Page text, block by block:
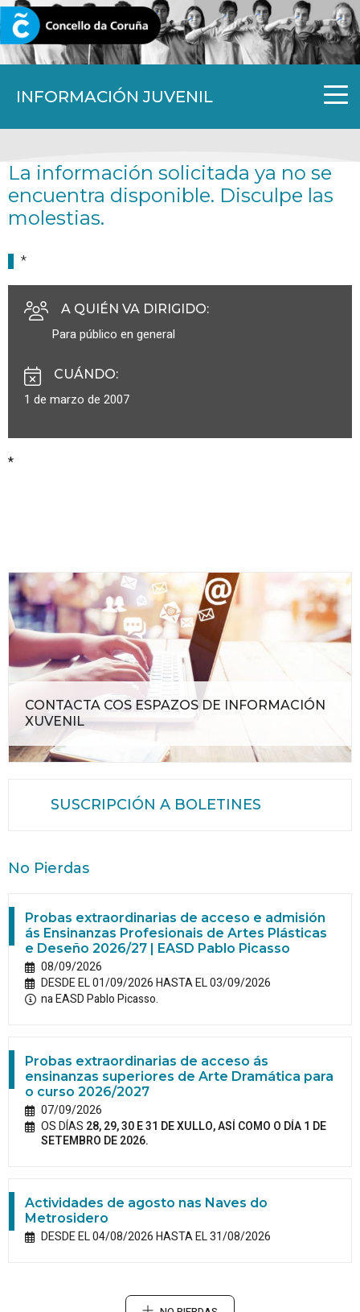
INFORMACIÓN JUVENIL
CORUNA.GAL
La información solicitada ya no se
encuentra disponible. Disculpe las
molestias.
*
A QUIÉN VA DIRIGIDO:
Para público en general
CUÁNDO:
1 de marzo de 2007
*
CONTACTA COS ESPAZOS DE INFORMACIÓN
XUVENIL
SUSCRIPCIÓN A BOLETINES
No Pierdas
Probas extraordinarias de acceso e admisión
ás Ensinanzas Profesionais de Artes Plásticas
e Deseño 2026/27 | EASD Pablo Picasso
08/09/2026
DESDE EL 01/09/2026 HASTA EL 03/09/2026
na EASD Pablo Picasso.
Probas extraordinarias de acceso ás
ensinanzas superiores de Arte Dramática para
o curso 2026/2027
07/09/2026
OS DÍAS 28, 29, 30 E 31 DE XULLO, ASÍ COMO O DÍA 1 DE
SETEMBRO DE 2026.
Actividades de agosto nas Naves do
Metrosidero
DESDE EL 04/08/2026 HASTA EL 31/08/2026